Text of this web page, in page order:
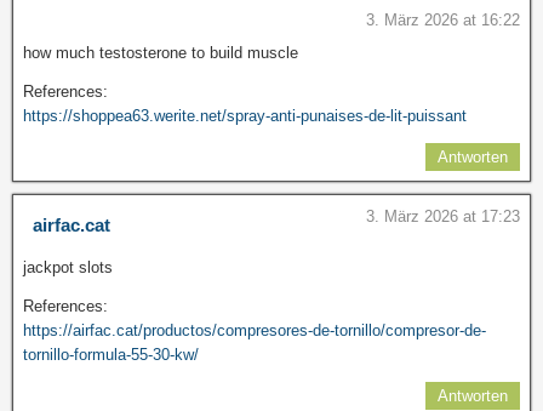
3. März 2026 at 16:22
how much testosterone to build muscle
References:
https://shoppea63.werite.net/spray-anti-punaises-de-lit-puissant
Antworten
airfac.cat 3. März 2026 at 17:23
jackpot slots
References:
https://airfac.cat/productos/compresores-de-tornillo/compresor-de-
tornillo-formula-55-30-kw/
Antworten